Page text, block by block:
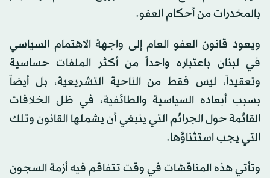
بالمخدرات من أحكام العفو.
ويعود قانون العفو العام إلى واجهة الاهتمام السياسي
في لبنان باعتباره واحداً من أكثر الملفات حساسية
وتعقيداً، ليس فقط من الناحية التشريعية، بل أيضاً
بسبب أبعاده السياسية والطائفية، في ظل الخلافات
القائمة حول الجرائم التي ينبغي أن يشملها القانون وتلك
التي يجب استثناؤها.
وتأتي هذه المناقشات في وقت تتفاقم فيه أزمة السجون